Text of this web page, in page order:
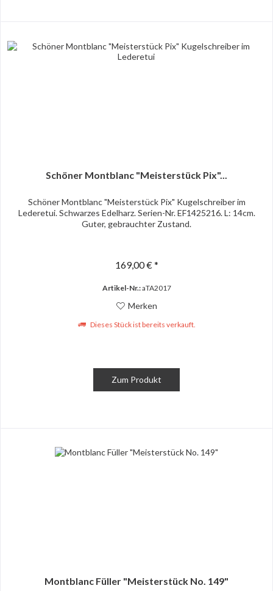
Schöner Montblanc "Meisterstück Pix"...
Schöner Montblanc "Meisterstück Pix" Kugelschreiber im
Lederetui. Schwarzes Edelharz. Serien-Nr. EF1425216. L: 14cm.
Guter, gebrauchter Zustand.
169,00 € *
Artikel-Nr.:aTA2017
Merken
Dieses Stück ist bereits verkauft.
Zum Produkt
Montblanc Füller "Meisterstück No. 149"